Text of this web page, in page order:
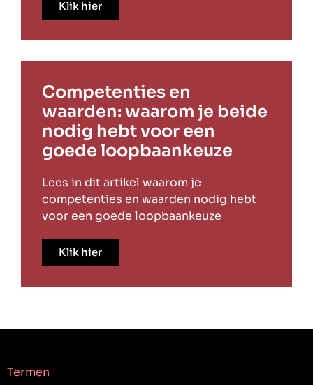
Klik hier
Competenties en
waarden: waarom je beide
nodig hebt voor een
goede loopbaankeuze
Lees in dit artikel waarom je
competenties en waarden nodig hebt
voor een goede loopbaankeuze
Klik hier
Termen